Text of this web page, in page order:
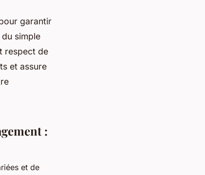
garantir
simple
respect de
et assure
:
et de